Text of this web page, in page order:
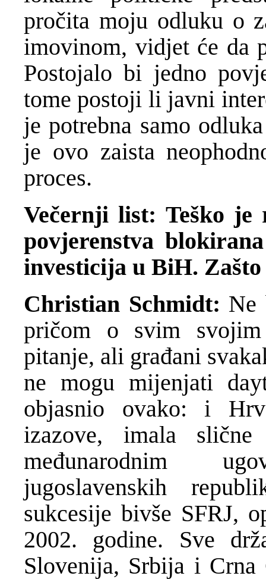
pročita moju odluku o
imovinom, vidjet će da
Postojalo bi jedno
tome postoji li javni
je potrebna samo
je ovo zaista
proces.
Večernji list: Teško je
povjerenstva
investicija u BiH.
Christian Schmidt: Ne
pričom o svim
pitanje, ali građani
ne mogu mijenjati
objasnio ovako: i
izazove, imala
međunarodnim
jugoslavenskih
sukcesije bivše SFRJ,
2002. godine. Sve
Slovenija, Srbija i